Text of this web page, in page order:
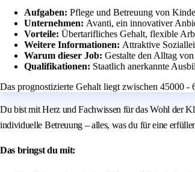
Aufgaben: Pflege und Betreuung von
Unternehmen: Avanti, ein innovativer
Vorteile: Übertarifliches Gehalt, flexible
Weitere Informationen: Attraktive
Warum dieser Job: Gestalte den Alltag
Qualifikationen: Staatlich anerkannte
Das prognostizierte Gehalt liegt zwischen 45000 -
Du bist mit Herz und Fachwissen für das Wohl der
individuelle Betreuung – alles, was du für eine
Das bringst du mit: